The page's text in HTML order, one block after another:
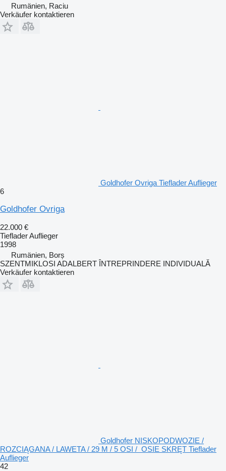
Rumänien, Raciu
Verkäufer kontaktieren
Goldhofer Ovriga Tieflader Auflieger
6
Goldhofer Ovriga
22.000 €
Tieflader Auflieger
1998
Rumänien, Borș
SZENTMIKLOSI ADALBERT ÎNTREPRINDERE INDIVIDUALĂ
Verkäufer kontaktieren
Goldhofer NISKOPODWOZIE /
ROZCIĄGANA / LAWETA / 29 M / 5 OSI / OSIE SKRĘT Tieflader
Auflieger
42